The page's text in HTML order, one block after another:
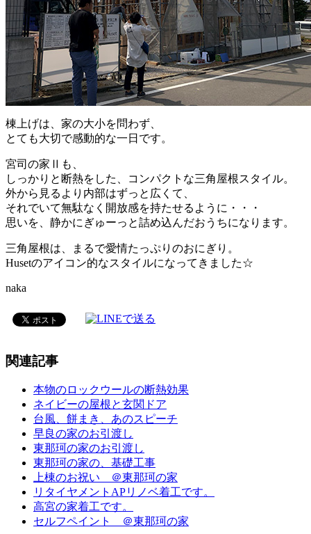
棟上げは、家の大小を問わず、
とても大切で感動的な一日です。
宮司の家Ⅱも、
しっかりと断熱をした、コンパクトな三角屋根スタイル。
外から見るより内部はずっと広くて、
それでいて無駄なく開放感を持たせるように・・・
思いを、静かにぎゅーっと詰め込んだおうちになります。
三角屋根は、まるで愛情たっぷりのおにぎり。
Husetのアイコン的なスタイルになってきました☆
naka
関連記事
本物のロックウールの断熱効果
ネイビーの屋根と玄関ドア
台風、餅まき、あのスピーチ
早良の家のお引渡し
東那珂の家のお引渡し
東那珂の家の、基礎工事
上棟のお祝い ＠東那珂の家
リタイヤメントAPリノベ着工です。
高宮の家着工です。
セルフペイント ＠東那珂の家